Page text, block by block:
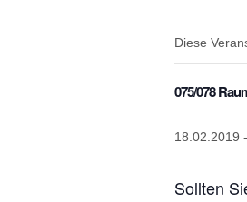
Diese
075/078
18.02.2019 -
Sollten